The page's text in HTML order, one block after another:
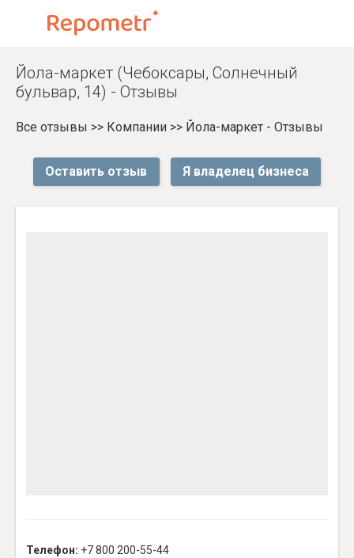
Йола-маркет (Чебоксары, Солнечный
бульвар, 14) - Отзывы
Все отзывы >> Компании >> Йола-маркет - Отзывы
Оставить отзыв Я владелец бизнеса
Телефон: +7 800 200-55-44